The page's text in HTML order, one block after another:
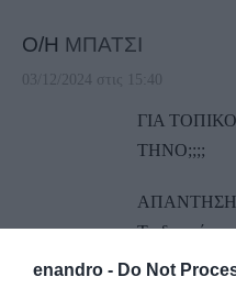
enandro - Do Not
Ο/Η ΜΠΑΤΣΙ
03/12/2024 στις 15:40
ΓΙΑ
ΤΗΝΟ;;;;
Το
περνά και